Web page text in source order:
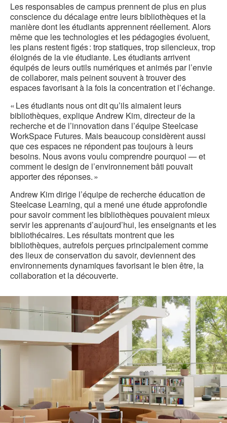
Les responsables de campus prennent de plus en plus
conscience du décalage entre leurs bibliothèques et la
manière dont les étudiants apprennent réellement. Alors
même que les technologies et les pédagogies évoluent,
les plans restent figés : trop statiques, trop silencieux, trop
éloignés de la vie étudiante. Les étudiants arrivent
équipés de leurs outils numériques et animés par l’envie
de collaborer, mais peinent souvent à trouver des
espaces favorisant à la fois la concentration et l’échange.
« Les étudiants nous ont dit qu’ils aimaient leurs
bibliothèques, explique Andrew Kim, directeur de la
recherche et de l’innovation dans l’équipe Steelcase
WorkSpace Futures. Mais beaucoup considèrent aussi
que ces espaces ne répondent pas toujours à leurs
besoins. Nous avons voulu comprendre pourquoi — et
comment le design de l’environnement bâti pouvait
apporter des réponses. »
Andrew Kim dirige l’équipe de recherche éducation de
Steelcase Learning, qui a mené une étude approfondie
pour savoir comment les bibliothèques pouvaient mieux
servir les apprenants d’aujourd’hui, les enseignants et les
bibliothécaires. Les résultats montrent que les
bibliothèques, autrefois perçues principalement comme
des lieux de conservation du savoir, deviennent des
environnements dynamiques favorisant le bien être, la
collaboration et la découverte.